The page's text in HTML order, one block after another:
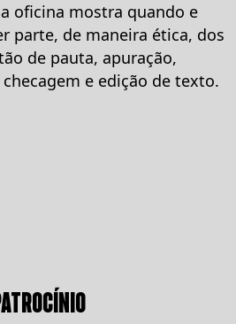
oficina mostra quando e
parte, de maneira ética, dos
de pauta, apuração,
e edição de texto.